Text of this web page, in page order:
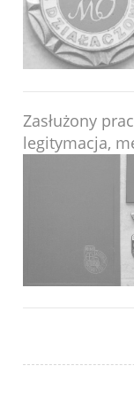
Zasłużony
legitymacja,